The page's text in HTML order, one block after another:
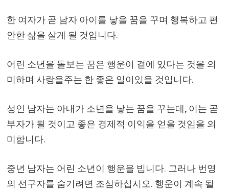
한 여자가 곧 남자 아이를 낳을 꿈을 꾸며 행복하고 편
안한 삶을 살게 될 것입니다.
어린 소년을 돌보는 꿈은 행운이 곁에 있다는 것을 의
미하며 사랑을주는 한 좋은 일이있을 것입니다.
성인 남자는 아내가 소년을 낳는 꿈을 꾸는데, 이는 곧
부자가 될 것이고 좋은 경제적 이익을 얻을 것임을 의
미합니다.
중년 남자는 어린 소년이 행운을 빕니다. 그러나 번영
의 선구자를 숨기려면 조심하십시오. 행운이 계속 될